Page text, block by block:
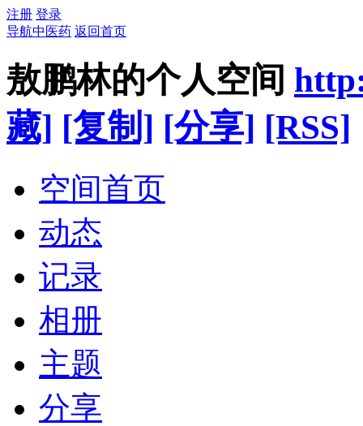
注册 登录
导航中医药 返回首页
敖鹏林的个人空间
藏] [复制] [分享] [RSS]
空间首页
动态
记录
相册
主题
分享